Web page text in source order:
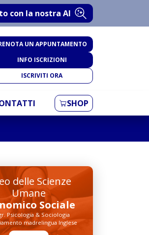
con la nostra AI
UN APPUNTAMENTO
INFO ISCRIZIONI
ISCRIVITI ORA
SHOP
delle Scienze
Umane
Sociale
Psicologia & Sociologia
madrelingua Inglese